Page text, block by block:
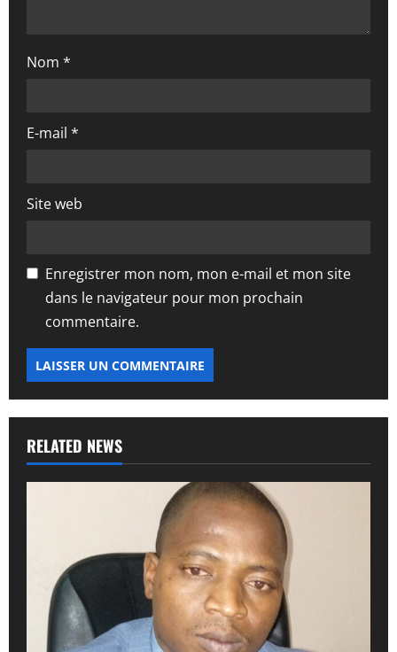
i
l
Nom *
E-mail *
Site web
Enregistrer mon nom, mon e-mail et mon site
dans le navigateur pour mon prochain
commentaire.
RELATED NEWS